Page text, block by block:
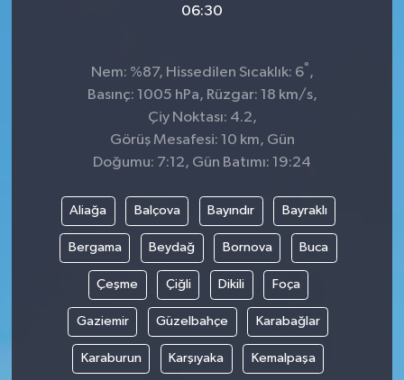
06:30
Nem: %87, Hissedilen Sıcaklık: 6° ,
Basınç: 1005 hPa, Rüzgar: 18 km/s,
Çiy Noktası: 4.2,
Görüş Mesafesi: 10 km, Gün
Doğumu: 7:12, Gün Batımı: 19:24
Aliağa Balçova Bayındır Bayraklı
Bergama Beydağ Bornova Buca
Çeşme Çiğli Dikili Foça
Gaziemir Güzelbahçe Karabağlar
Karaburun Karşıyaka Kemalpaşa